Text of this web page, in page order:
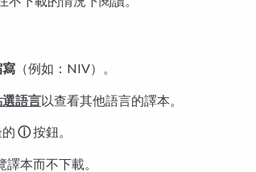
（例如：NIV）。
語言以查看其他語言的譯本。
ⓘ按鈕。
譯本而不下載。